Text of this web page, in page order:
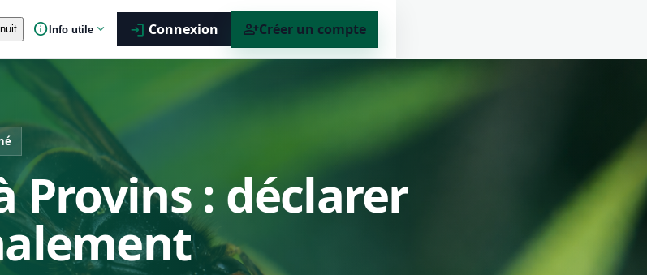
infoInfo utile expand_more login Connexion person_addCréer un compte
Provins : déclarer